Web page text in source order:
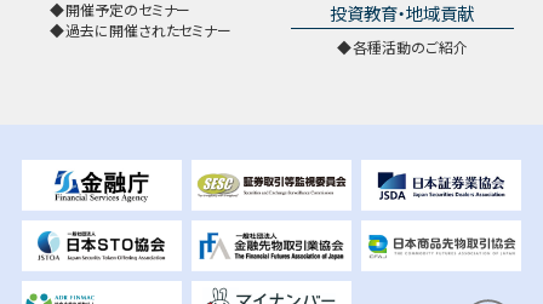
開催予定のセミナー
過去に開催されたセミナー
投資教育・地域貢献
各種活動のご紹介